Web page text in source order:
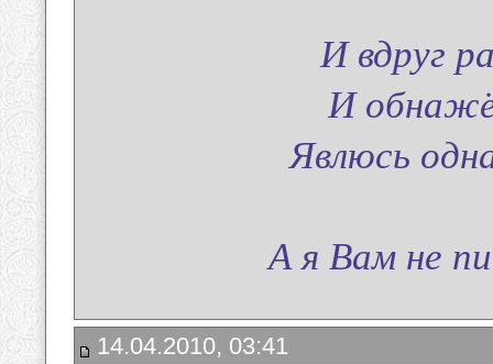
И вдруг
И
Явлюсь
А я Вам не
14.04.2010, 03:41